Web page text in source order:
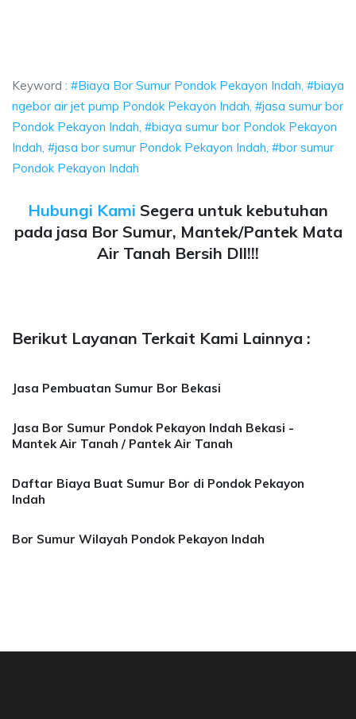
Keyword : #Biaya Bor Sumur Pondok Pekayon Indah, #biaya
ngebor air jet pump Pondok Pekayon Indah, #jasa sumur bor
Pondok Pekayon Indah, #biaya sumur bor Pondok Pekayon
Indah, #jasa bor sumur Pondok Pekayon Indah, #bor sumur
Pondok Pekayon Indah
Hubungi Kami Segera untuk kebutuhan
pada jasa Bor Sumur, Mantek/Pantek Mata
Air Tanah Bersih Dll!!!
Berikut Layanan Terkait Kami Lainnya :
Jasa Pembuatan Sumur Bor Bekasi
Jasa Bor Sumur Pondok Pekayon Indah Bekasi -
Mantek Air Tanah / Pantek Air Tanah
Daftar Biaya Buat Sumur Bor di Pondok Pekayon
Indah
Bor Sumur Wilayah Pondok Pekayon Indah